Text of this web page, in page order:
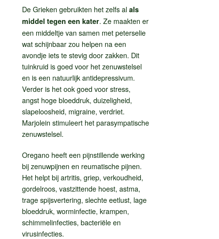
De Grieken gebruikten het zelfs al als
middel tegen een kater. Ze maakten er
een middeltje van samen met peterselie
wat schijnbaar zou helpen na een
avondje iets te stevig door zakken. Dit
tuinkruid is goed voor het zenuwstelsel
en is een natuurlijk antidepressivum.
Verder is het ook goed voor stress,
angst hoge bloeddruk, duizeligheid,
slapeloosheid, migraine, verdriet.
Marjolein stimuleert het parasympatische
zenuwstelsel.
Oregano heeft een pijnstillende werking
bij zenuwpijnen en reumatische pijnen.
Het helpt bij artritis, griep, verkoudheid,
gordelroos, vastzittende hoest, astma,
trage spijsvertering, slechte eetlust, lage
bloeddruk, worminfectie, krampen,
schimmelinfecties, bacteriële en
virusinfecties.